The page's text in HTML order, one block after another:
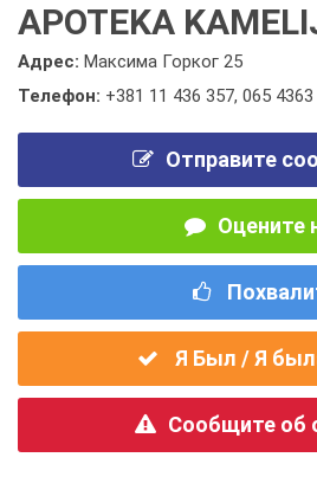
APOTEKA
Адрес: Максима Горког 25
Телефон: +381 11 436 357, 065 4363
Отправите
Оцените
Я Был / Я
Сообщите об